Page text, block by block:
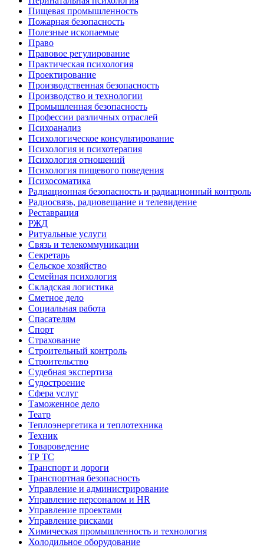
Пищевая промышленность
Пожарная безопасность
Полезные ископаемые
Право
Правовое регулирование
Практическая психология
Проектирование
Производственная безопасность
Производство и технологии
Промышленная безопасность
Профессии различных отраслей
Психоанализ
Психологическое консультирование
Психология и психотерапия
Психология отношений
Психология пищевого поведения
Психосоматика
Радиационная безопасность и радиационный контроль
Радиосвязь, радиовещание и телевидение
Реставрация
РЖД
Ритуальные услуги
Связь и телекоммуникации
Секретарь
Сельское хозяйство
Семейная психология
Складская логистика
Сметное дело
Социальная работа
Спасателям
Спорт
Страхование
Строительный контроль
Строительство
Судебная экспертиза
Судостроение
Сфера услуг
Таможенное дело
Театр
Теплоэнергетика и теплотехника
Техник
Товароведение
ТР ТС
Транспорт и дороги
Транспортная безопасность
Управление и администрирование
Управление персоналом и HR
Управление проектами
Управление рисками
Химическая промышленность и технология
Холодильное оборудование